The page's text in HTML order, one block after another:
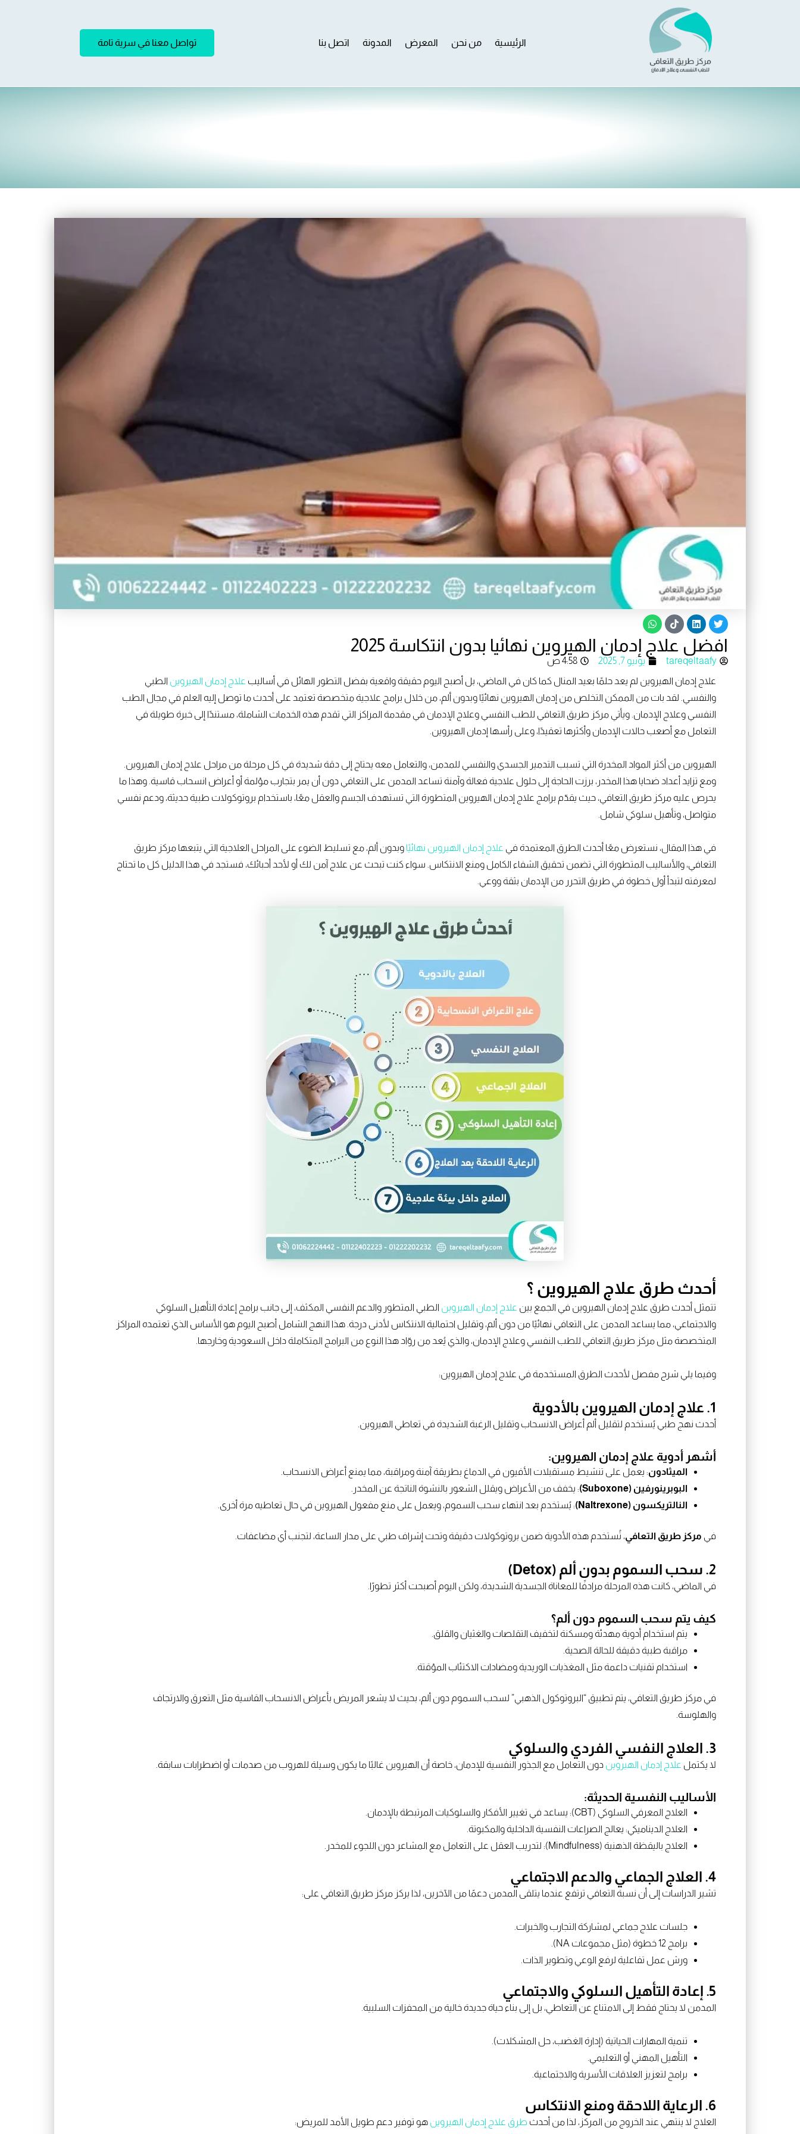
الرئيسية من نحن المعرض المدونة اتصل بنا تواصل معنا في سرية تامة
T
w
i
t
t
e
L
i
n
k
e
d
n
T
i
k
t
o
k
W
h
a
t
s
a
p
افضل علاج إدمان الهيروين نهائيا بدون انتكاسة 2025
tareqeltaafy يونيو 7, 2025
4:58 ص
علاج إدمان الهيروين لم يعد حلمًا بعيد المنال كما كان في الماضي، بل أصبح اليوم حقيقة واقعية بفضل التطور الهائل في أساليب علاج إدمان الهيروين الطبي
والنفسي. لقد بات من الممكن التخلص من إدمان الهيروين نهائيًا وبدون ألم، من خلال برامج علاجية متخصصة تعتمد على أحدث ما توصل إليه العلم في مجال الطب
النفسي وعلاج الإدمان. ويأتي مركز طريق التعافي للطب النفسي وعلاج الإدمان في مقدمة المراكز التي تقدم هذه الخدمات الشاملة، مستندًا إلى خبرة طويلة في
التعامل مع أصعب حالات الإدمان وأكثرها تعقيدًا، وعلى رأسها إدمان الهيروين.
الهيروين من أكثر المواد المخدرة التي تسبب التدمير الجسدي والنفسي للمدمن، والتعامل معه يحتاج إلى دقة شديدة في كل مرحلة من مراحل علاج إدمان الهيروين.
ومع تزايد أعداد ضحايا هذا المخدر، برزت الحاجة إلى حلول علاجية فعالة وآمنة تساعد المدمن على التعافي دون أن يمر بتجارب مؤلمة أو أعراض انسحاب قاسية. وهذا ما
يحرص عليه مركز طريق التعافي، حيث يقدّم برامج علاج إدمان الهيروين المتطورة التي تستهدف الجسم والعقل معًا، باستخدام بروتوكولات طبية حديثة، ودعم نفسي
متواصل، وتأهيل سلوكي شامل.
في هذا المقال، نستعرض معًا أحدث الطرق المعتمدة في علاج إدمان الهيروين نهائيًا وبدون ألم، مع تسليط الضوء على المراحل العلاجية التي يتبعها مركز طريق
التعافي، والأساليب المتطورة التي تضمن تحقيق الشفاء الكامل ومنع الانتكاس. سواء كنت تبحث عن علاج آمن لك أو لأحد أحبائك، فستجد في هذا الدليل كل ما تحتاج
لمعرفته لتبدأ أول خطوة في طريق التحرر من الإدمان بثقة ووعي.
أحدث طرق علاج الهيروين ؟
تتمثل أحدث طرق علاج إدمان الهيروين في الجمع بين علاج إدمان الهيروين الطبي المتطور والدعم النفسي المكثف، إلى جانب برامج إعادة التأهيل السلوكي
والاجتماعي، مما يساعد المدمن على التعافي نهائيًا من دون ألم، وتقليل احتمالية الانتكاس لأدنى درجة. هذا النهج الشامل أصبح اليوم هو الأساس الذي تعتمده المراكز
المتخصصة مثل مركز طريق التعافي للطب النفسي وعلاج الإدمان، والذي يُعد من روّاد هذا النوع من البرامج المتكاملة داخل السعودية وخارجها.
وفيما يلي شرح مفصل لأحدث الطرق المستخدمة في علاج إدمان الهيروين:
1. علاج إدمان الهيروين بالأدوية
أحدث نهج طبي يُستخدم لتقليل ألم أعراض الانسحاب وتقليل الرغبة الشديدة في تعاطي الهيروين.
أشهر أدوية علاج إدمان الهيروين:
الميثادون: يعمل على تنشيط مستقبلات الأفيون في الدماغ بطريقة آمنة ومراقبة، مما يمنع أعراض الانسحاب.
البوبرينورفين (Suboxone)
: يخفف من الأعراض ويقلل الشعور بالنشوة الناتجة عن المخدر.
النالتريكسون (Naltrexone)
: يُستخدم بعد انتهاء سحب السموم، ويعمل على منع مفعول الهيروين في حال تعاطيه مرة أخرى.
في مركز طريق التعافي، تُستخدم هذه الأدوية ضمن بروتوكولات دقيقة وتحت إشراف طبي على مدار الساعة، لتجنب أي مضاعفات.
2. سحب السموم بدون ألم (Detox)
في الماضي، كانت هذه المرحلة مرادفًا للمعاناة الجسدية الشديدة، ولكن اليوم أصبحت أكثر تطورًا.
كيف يتم سحب السموم دون ألم؟
يتم استخدام أدوية مهدئة ومسكنة لتخفيف التقلصات والغثيان والقلق.
مراقبة طبية دقيقة للحالة الصحية.
استخدام تقنيات داعمة مثل المغذيات الوريدية ومضادات الاكتئاب المؤقتة.
في مركز طريق التعافي، يتم تطبيق “البروتوكول الذهبي” لسحب السموم دون ألم، بحيث لا يشعر المريض بأعراض الانسحاب القاسية مثل التعرق والارتجاف
والهلوسة.
3. العلاج النفسي الفردي والسلوكي
لا يكتمل علاج إدمان الهيروين دون التعامل مع الجذور النفسية للإدمان، خاصة أن الهيروين غالبًا ما يكون وسيلة للهروب من صدمات أو اضطرابات سابقة.
الأساليب النفسية الحديثة:
العلاج المعرفي السلوكي (CBT): يساعد في تغيير الأفكار والسلوكيات المرتبطة بالإدمان.
العلاج الديناميكي: يعالج الصراعات النفسية الداخلية والمكبوتة.
العلاج باليقظة الذهنية (Mindfulness): لتدريب العقل على التعامل مع المشاعر دون اللجوء للمخدر.
4. العلاج الجماعي والدعم الاجتماعي
تشير الدراسات إلى أن نسبة التعافي ترتفع عندما يتلقى المدمن دعمًا من الآخرين، لذا يركز مركز طريق التعافي على:
جلسات علاج جماعي لمشاركة التجارب والخبرات.
برامج 12 خطوة (مثل مجموعات NA).
ورش عمل تفاعلية لرفع الوعي وتطوير الذات.
5. إعادة التأهيل السلوكي والاجتماعي
المدمن لا يحتاج فقط إلى الامتناع عن التعاطي، بل إلى بناء حياة جديدة خالية من المحفزات السلبية.
تنمية المهارات الحياتية (إدارة الغضب، حل المشكلات).
التأهيل المهني أو التعليمي.
برامج لتعزيز العلاقات الأسرية والاجتماعية.
6. الرعاية اللاحقة ومنع الانتكاس
العلاج لا ينتهي عند الخروج من المركز، لذا من أحدث طرق علاج إدمان الهيروين هو توفير دعم طويل الأمد للمريض: